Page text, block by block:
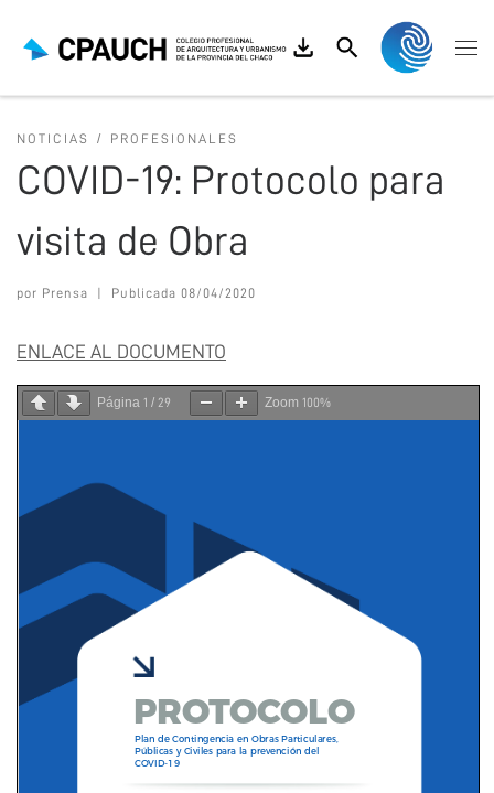
Search
NOTICIAS PROFESIONALES
COVID-19: Protocolo para
visita de Obra
por Prensa Publicada 08/04/2020
ENLACE AL DOCUMENTO
Página 1 / 29 Zoom 100%